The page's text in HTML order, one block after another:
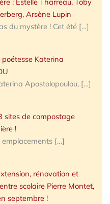
Arsène Lupin
du mystère ! Cet été […]
Katerina
Apostolopoulou, […]
sites de compostage
!
[…]
rénovation et
scolaire Pierre Montet,
septembre !